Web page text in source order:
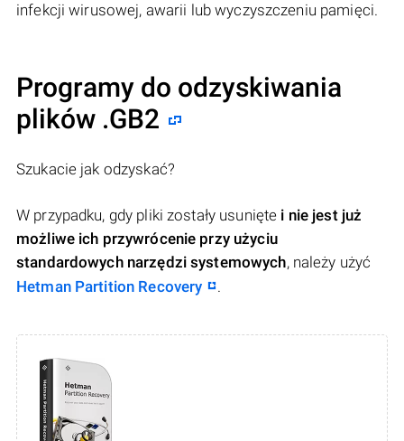
infekcji wirusowej, awarii lub wyczyszczeniu pamięci.
Programy do odzyskiwania
plików .GB2
Szukacie jak odzyskać?
W przypadku, gdy pliki zostały usunięte i nie jest już
możliwe ich przywrócenie przy użyciu
standardowych narzędzi systemowych, należy użyć
Hetman Partition Recovery
.